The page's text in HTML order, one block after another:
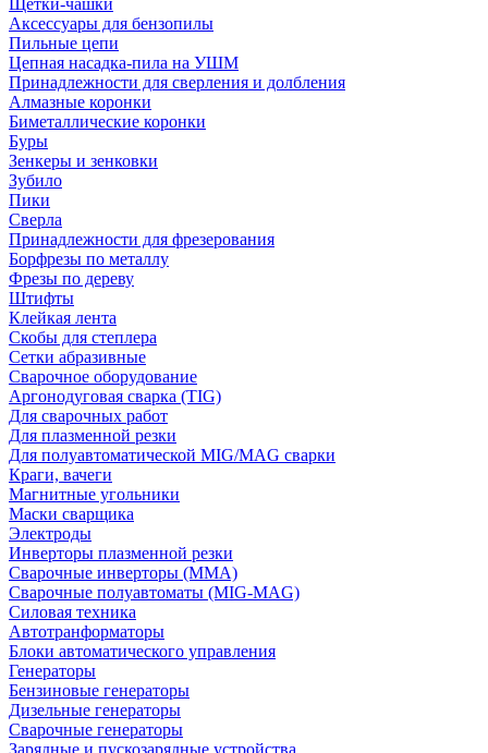
Щетки-чашки
Аксессуары для бензопилы
Пильные цепи
Цепная насадка-пила на УШМ
Принадлежности для сверления и долбления
Алмазные коронки
Биметаллические коронки
Буры
Зенкеры и зенковки
Зубило
Пики
Сверла
Принадлежности для фрезерования
Борфрезы по металлу
Фрезы по дереву
Штифты
Клейкая лента
Скобы для степлера
Сетки абразивные
Сварочное оборудование
Аргонодуговая сварка (TIG)
Для сварочных работ
Для плазменной резки
Для полуавтоматической MIG/MAG сварки
Краги, вачеги
Магнитные угольники
Маски сварщика
Электроды
Инверторы плазменной резки
Сварочные инверторы (MMA)
Сварочные полуавтоматы (MIG-MAG)
Силовая техника
Автотранформаторы
Блоки автоматического управления
Генераторы
Бензиновые генераторы
Дизельные генераторы
Сварочные генераторы
Зарядные и пускозарядные устройства